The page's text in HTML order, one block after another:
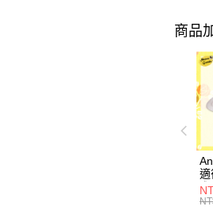
商品
適
用